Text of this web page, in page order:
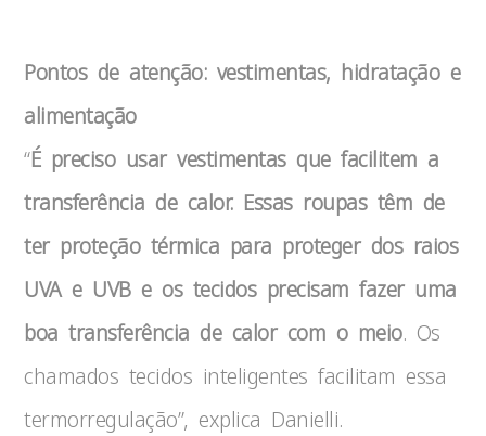
Pontos de atenção: vestimentas, hidratação e
alimentação
“É preciso usar vestimentas que facilitem a
transferência de calor. Essas roupas têm de
ter proteção térmica para proteger dos raios
UVA e UVB e os tecidos precisam fazer uma
boa transferência de calor com o meio. Os
chamados tecidos inteligentes facilitam essa
termorregulação”, explica Danielli.